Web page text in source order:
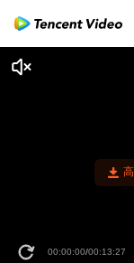
00:00:00/00:13:27